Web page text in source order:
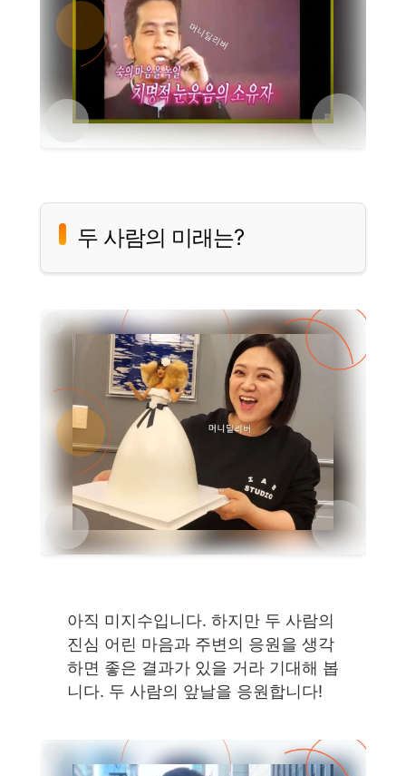
두 사람의 미래는?
아직 미지수입니다. 하지만 두 사람의
진심 어린 마음과 주변의 응원을 생각
하면 좋은 결과가 있을 거라 기대해 봅
니다. 두 사람의 앞날을 응원합니다!